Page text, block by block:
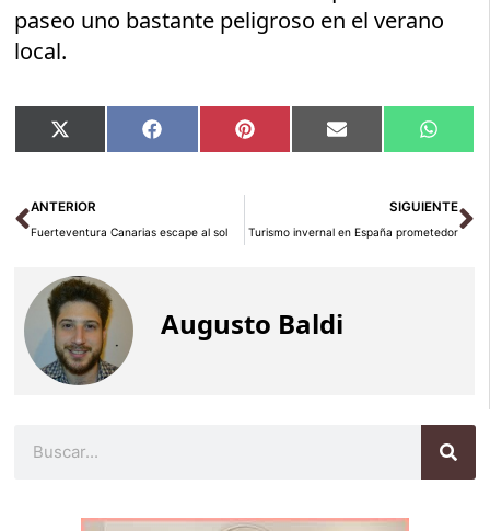
paseo uno bastante peligroso en el verano
local.
Compartir
en
X
(Twitter)
Compartir
en
Facebook Compartir
en
Pinterest Compartir
en
Email
en
Ant
ANTERIOR
Fuerteventura Canarias escape al sol
SIGUIENTE
Turismo invernal en España prometedor
Augusto Baldi